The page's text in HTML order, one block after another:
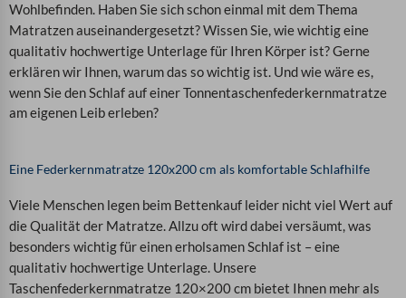
Wohlbefinden. Haben Sie sich schon einmal mit dem Thema
Matratzen auseinandergesetzt? Wissen Sie, wie wichtig eine
qualitativ hochwertige Unterlage für Ihren Körper ist?Gerne
erklären wir Ihnen, warum das so wichtig ist. Und wie wäre es,
wenn Sie den Schlaf auf einerTonnentaschenfederkernmatratze
am eigenen Leib erleben?
Eine Federkernmatratze 120x200 cm als komfortable Schlafhilfe
Viele Menschen legen beim Bettenkauf leider nicht viel Wert auf
die Qualität der Matratze. Allzu oft wird dabei versäumt, was
besonders wichtig für einen erholsamen Schlaf ist – eine
qualitativ hochwertige Unterlage. Unsere
Taschenfederkernmatratze 120×200 cm bietet Ihnen mehr als